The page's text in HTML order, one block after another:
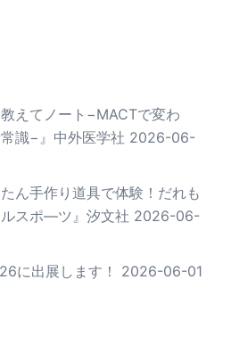
えてノート−MACTで変わ
識−』中外医学社 2026-06-
ん手作り道具で体験！だれも
スポ―ツ』汐文社 2026-06-
に出展します！
2026-06-01